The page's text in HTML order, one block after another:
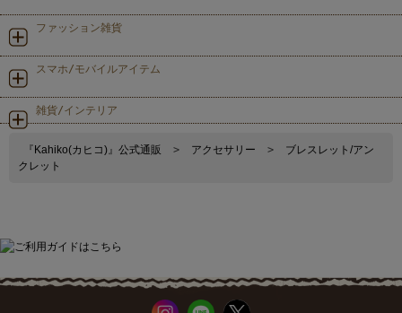
ファッション雑貨
スマホ/モバイルアイテム
雑貨/インテリア
『Kahiko(カヒコ)』公式通販 > アクセサリー >
ブレスレット/アン
クレット